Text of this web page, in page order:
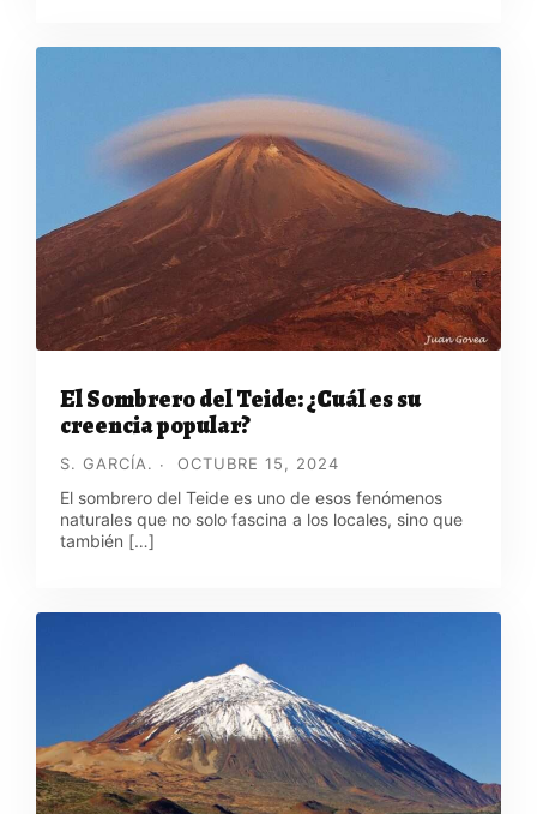
El Sombrero del Teide: ¿Cuál es su
creencia popular?
S. GARCÍA. OCTUBRE 15, 2024
El sombrero del Teide es uno de esos fenómenos
naturales que no solo fascina a los locales, sino que
también […]